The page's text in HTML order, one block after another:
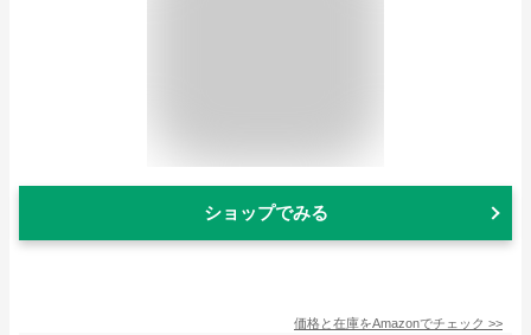
ショップでみる
価格と在庫をAmazonでチェック >>